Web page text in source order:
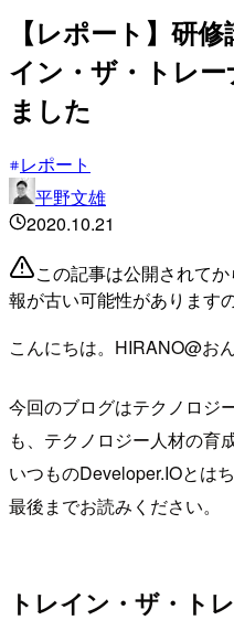
【レポート】研
イン・ザ・トレ
ました
レポート
平野文雄
2020.10.21
この記事は公開されて
報が古い可能性があります
こんにちは。HIRANO@お
今回のブログはテクノロジ
も、テクノロジー人材の育
いつものDeveloper.IOとは
最後までお読みください。
トレイン・ザ・ト